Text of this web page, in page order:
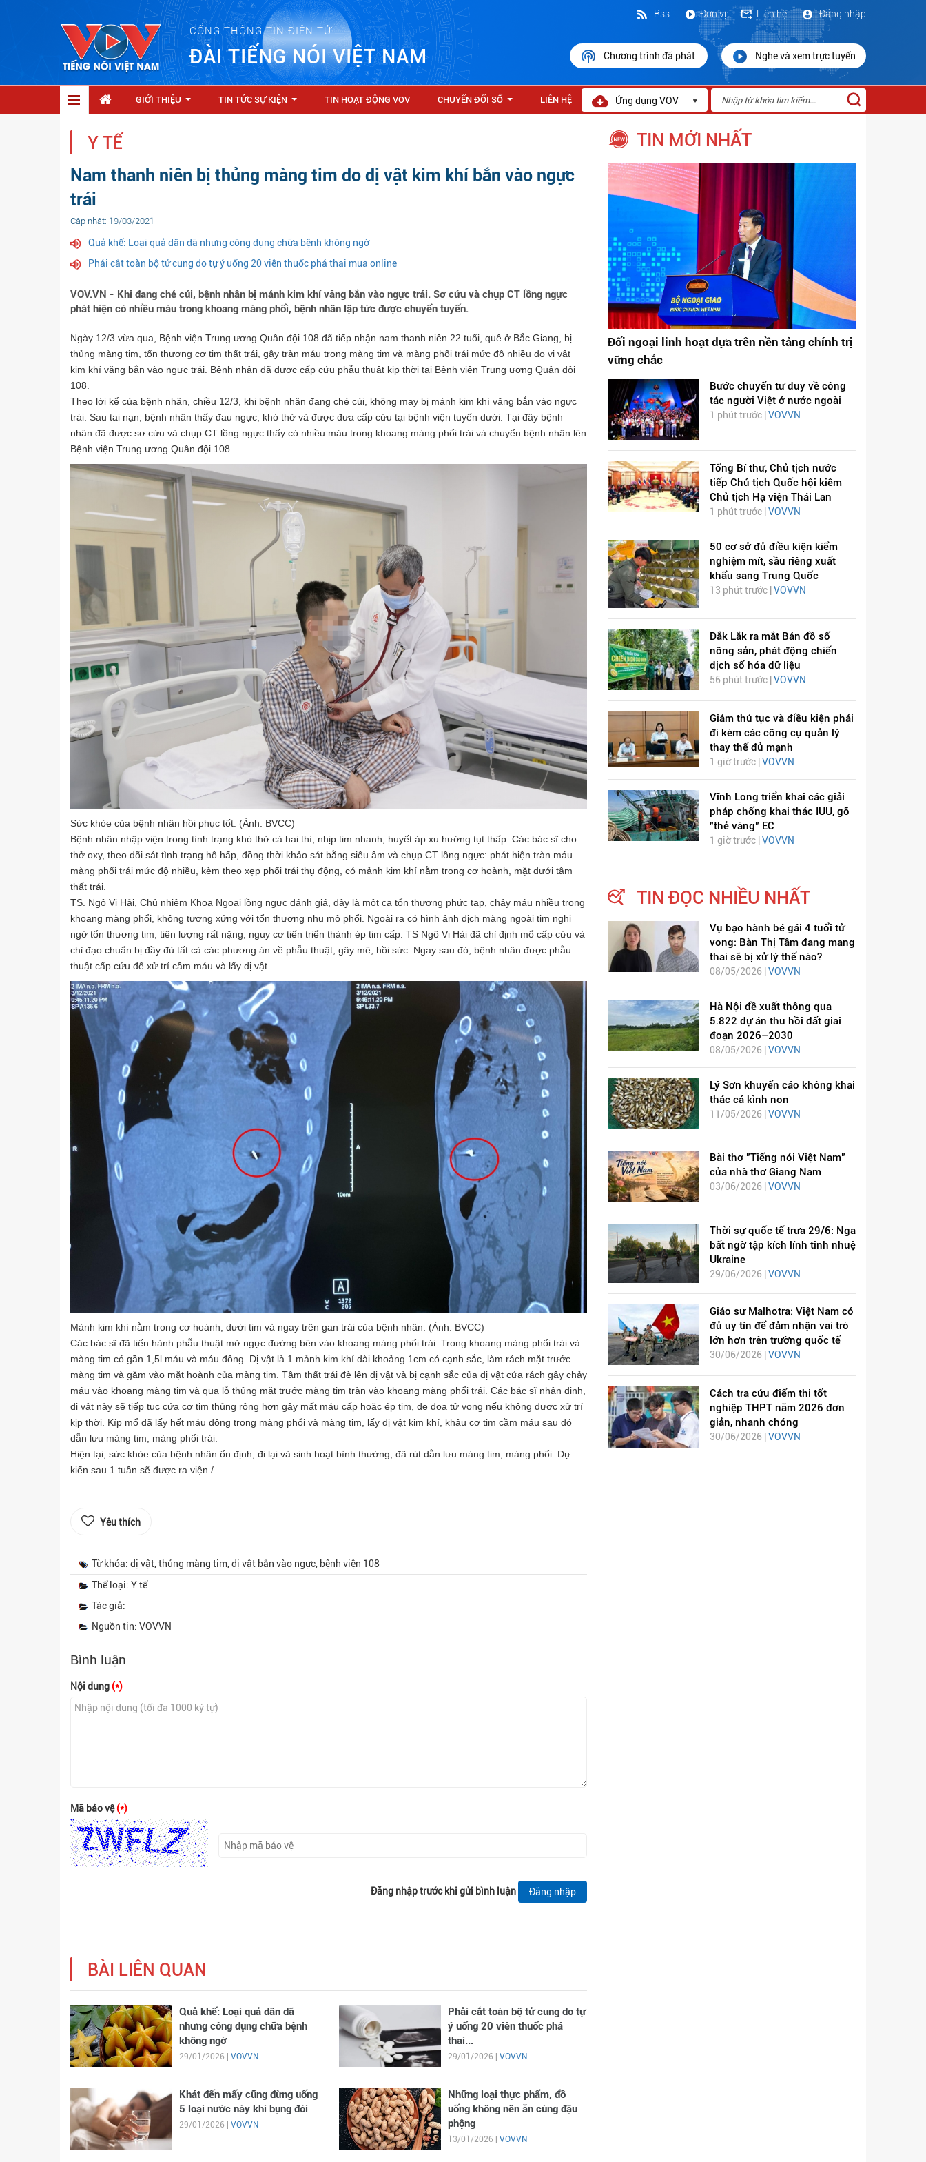
CỔNG THÔNG TIN ĐIỆN TỬ
ĐÀI TIẾNG NÓI VIỆT NAM
Đăng nhập
Liên hệ
Đơn vị
Rss
Chương trình đã phát Nghe và xem trực tuyến
GIỚI THIỆU TIN TỨC SỰ KIỆN TIN HOẠT ĐỘNG VOV CHUYỂN ĐỔI SỐ LIÊN HỆ Ứng dụng VOV
Y TẾ
Nam thanh niên bị thủng màng tim do dị vật kim khí bắn vào ngực
trái
Cập nhật: 19/03/2021
Quả khế: Loại quả dân dã nhưng công dụng chữa bệnh không ngờ
Phải cắt toàn bộ tử cung do tự ý uống 20 viên thuốc phá thai mua online
VOV.VN - Khi đang chẻ củi, bệnh nhân bị mảnh kim khí văng bắn vào ngực trái. Sơ cứu và chụp CT lồng ngực
phát hiện có nhiều máu trong khoang màng phổi, bệnh nhân lập tức được chuyển tuyến.
Ngày 12/3 vừa qua, Bệnh viện Trung ương Quân đội 108 đã tiếp nhận nam thanh niên 22 tuổi, quê ở Bắc Giang, bị
thủng màng tim, tổn thương cơ tim thất trái, gây tràn máu trong màng tim và màng phổi trái mức độ nhiều do vị vật
kim khí văng bắn vào ngực trái. Bệnh nhân đã được cấp cứu phẫu thuật kịp thời tại Bệnh viện Trung ương Quân đội
108.
Theo lời kể của bệnh nhân, chiều 12/3, khi bệnh nhân đang chẻ củi, không may bị mảnh kim khí văng bắn vào ngực
trái. Sau tai nạn, bệnh nhân thấy đau ngực, khó thở và được đưa cấp cứu tại bệnh viện tuyến dưới. Tại đây bệnh
nhân đã được sơ cứu và chụp CT lồng ngực thấy có nhiều máu trong khoang màng phổi trái và chuyển bệnh nhân lên
Bệnh viện Trung ương Quân đội 108.
Sức khỏe của bệnh nhân hồi phục tốt. (Ảnh: BVCC)
Bệnh nhân nhập viện trong tình trạng khó thở cả hai thì, nhịp tim nhanh, huyết áp xu hướng tụt thấp. Các bác sĩ cho
thở oxy, theo dõi sát tình trạng hô hấp, đồng thời khảo sát bằng siêu âm và chụp CT lồng ngực: phát hiện tràn máu
màng phổi trái mức độ nhiều, kèm theo xẹp phổi trái thụ động, có mảnh kim khí nằm trong cơ hoành, mặt dưới tâm
thất trái.
TS. Ngô Vi Hải, Chủ nhiệm Khoa Ngoại lồng ngực đánh giá, đây là một ca tổn thương phức tạp, chảy máu nhiều trong
khoang màng phổi, không tương xứng với tổn thương nhu mô phổi. Ngoài ra có hình ảnh dịch màng ngoài tim nghi
ngờ tổn thương tim, tiên lượng rất nặng, nguy cơ tiến triển thành ép tim cấp. TS Ngô Vi Hải đã chỉ định mổ cấp cứu và
chỉ đạo chuẩn bị đầy đủ tất cả các phương án về phẫu thuật, gây mê, hồi sức. Ngay sau đó, bệnh nhân được phẫu
thuật cấp cứu để xử trí cầm máu và lấy dị vật.
Mảnh kim khí nằm trong cơ hoành, dưới tim và ngay trên gan trái của bệnh nhân. (Ảnh: BVCC)
Các bác sĩ đã tiến hành phẫu thuật mở ngực đường bên vào khoang màng phổi trái. Trong khoang màng phổi trái và
màng tim có gần 1,5l máu và máu đông. Dị vật là 1 mảnh kim khí dài khoảng 1cm có cạnh sắc, làm rách mặt trước
màng tim và găm vào mặt hoành của màng tim. Tâm thất trái đè lên dị vật và bị cạnh sắc của dị vật cứa rách gây chảy
máu vào khoang màng tim và qua lỗ thủng mặt trước màng tim tràn vào khoang màng phổi trái. Các bác sĩ nhận định,
dị vật này sẽ tiếp tục cứa cơ tim thủng rộng hơn gây mất máu cấp hoặc ép tim, đe dọa tử vong nếu không được xử trí
kịp thời. Kíp mổ đã lấy hết máu đông trong màng phổi và màng tim, lấy dị vật kim khí, khâu cơ tim cầm máu sau đó
dẫn lưu màng tim, màng phổi trái.
Hiện tại, sức khỏe của bệnh nhân ổn định, đi lại và sinh hoạt bình thường, đã rút dẫn lưu màng tim, màng phổi. Dự
kiến sau 1 tuần sẽ được ra viện./.
Yêu thích
Từ khóa: dị vật, thủng màng tim, dị vật bắn vào ngực, bệnh viện 108
Thể loại: Y tế
Tác giả:
Nguồn tin: VOVVN
Bình luận
Nội dung (*)
Mã bảo vệ(*)
Đăng nhập trước khi gửi bình luận Đăng nhập
BÀI LIÊN QUAN
Quả khế: Loại quả dân dã
nhưng công dụng chữa bệnh
không ngờ
29/01/2026 | VOVVN
Phải cắt toàn bộ tử cung do tự
ý uống 20 viên thuốc phá
thai...
29/01/2026 | VOVVN
Khát đến mấy cũng đừng uống
5 loại nước này khi bụng đói
29/01/2026 | VOVVN
Những loại thực phẩm, đồ
uống không nên ăn cùng đậu
phộng
13/01/2026 | VOVVN
TIN MỚI NHẤT
Đối ngoại linh hoạt dựa trên nền tảng chính trị
vững chắc
Bước chuyển tư duy về công
tác người Việt ở nước ngoài
1 phút trước | VOVVN
Tổng Bí thư, Chủ tịch nước
tiếp Chủ tịch Quốc hội kiêm
Chủ tịch Hạ viện Thái Lan
1 phút trước | VOVVN
50 cơ sở đủ điều kiện kiểm
nghiệm mít, sầu riêng xuất
khẩu sang Trung Quốc
13 phút trước | VOVVN
Đắk Lắk ra mắt Bản đồ số
nông sản, phát động chiến
dịch số hóa dữ liệu
56 phút trước | VOVVN
Giảm thủ tục và điều kiện phải
đi kèm các công cụ quản lý
thay thế đủ mạnh
1 giờ trước | VOVVN
Vĩnh Long triển khai các giải
pháp chống khai thác IUU, gỡ
"thẻ vàng" EC
1 giờ trước | VOVVN
TIN ĐỌC NHIỀU NHẤT
Vụ bạo hành bé gái 4 tuổi tử
vong: Bàn Thị Tâm đang mang
thai sẽ bị xử lý thế nào?
08/05/2026 | VOVVN
Hà Nội đề xuất thông qua
5.822 dự án thu hồi đất giai
đoạn 2026–2030
08/05/2026 | VOVVN
Lý Sơn khuyến cáo không khai
thác cá kình non
11/05/2026 | VOVVN
Bài thơ "Tiếng nói Việt Nam"
của nhà thơ Giang Nam
03/06/2026 | VOVVN
Thời sự quốc tế trưa 29/6: Nga
bất ngờ tập kích lính tinh nhuệ
Ukraine
29/06/2026 |VOVVN
Giáo sư Malhotra: Việt Nam có
đủ uy tín để đảm nhận vai trò
lớn hơn trên trường quốc tế
30/06/2026 | VOVVN
Cách tra cứu điểm thi tốt
nghiệp THPT năm 2026 đơn
giản, nhanh chóng
30/06/2026 | VOVVN